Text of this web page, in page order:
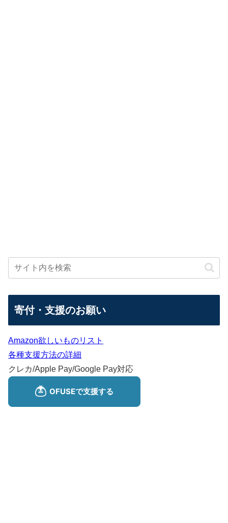
寄付・支援のお願い
Amazon欲しいものリスト
各種支援方法の詳細
クレカ/Apple Pay/Google Pay対応